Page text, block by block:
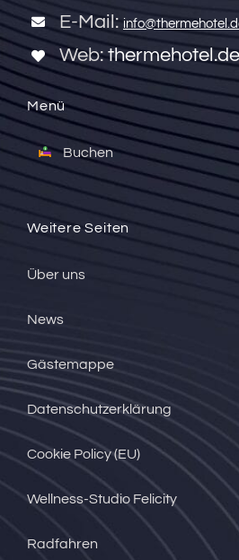
E-Mail:
Web:thermehotel.de
Menü
Buchen
Weitere Seiten
Über uns
News
Gästemappe
Datenschutzerklärung
Cookie Policy (EU)
Wellness-Studio Felicity
Radfahren